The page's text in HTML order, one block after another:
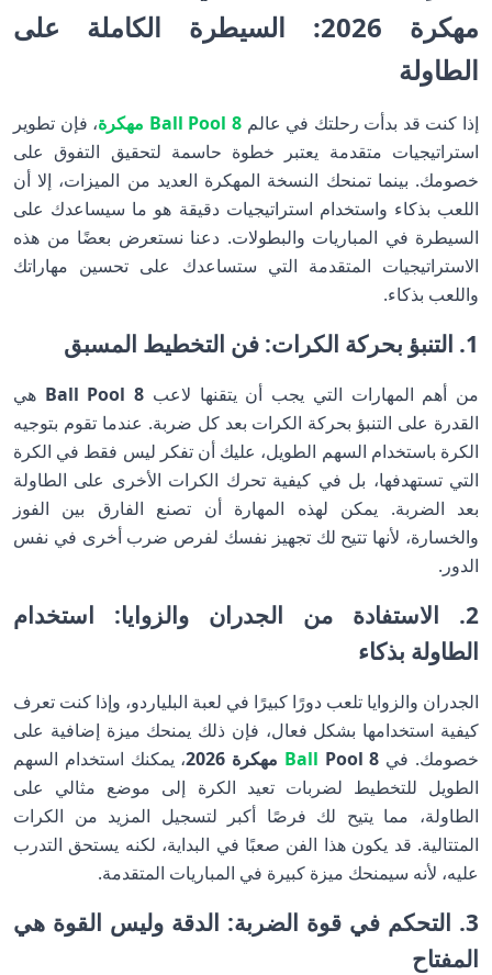
مهكرة 2026: السيطرة الكاملة على
الطاولة
إذا كنت قد بدأت رحلتك في عالم8 Ball Pool مهكرة
، فإن تطوير
استراتيجيات متقدمة يعتبر خطوة حاسمة لتحقيق التفوق على
خصومك. بينما تمنحك النسخة المهكرة العديد من الميزات، إلا أن
اللعب بذكاء واستخدام استراتيجيات دقيقة هو ما سيساعدك على
السيطرة في المباريات والبطولات. دعنا نستعرض بعضًا من هذه
الاستراتيجيات المتقدمة التي ستساعدك على تحسين مهاراتك
واللعب بذكاء.
1. التنبؤ بحركة الكرات: فن التخطيط المسبق
من أهم المهارات التي يجب أن يتقنها لاعب 8 Ball Pool
هي
القدرة على التنبؤ بحركة الكرات بعد كل ضربة. عندما تقوم بتوجيه
الكرة باستخدام السهم الطويل، عليك أن تفكر ليس فقط في الكرة
التي تستهدفها، بل في كيفية تحرك الكرات الأخرى على الطاولة
بعد الضربة. يمكن لهذه المهارة أن تصنع الفارق بين الفوز
والخسارة، لأنها تتيح لك تجهيز نفسك لفرص ضرب أخرى في نفس
الدور.
2. الاستفادة من الجدران والزوايا: استخدام
الطاولة بذكاء
الجدران والزوايا تلعب دورًا كبيرًا في لعبة البلياردو، وإذا كنت تعرف
كيفية استخدامها بشكل فعال، فإن ذلك يمنحك ميزة إضافية على
خصومك. في 8
Ball Pool مهكرة 2026
، يمكنك استخدام السهم
الطويل للتخطيط لضربات تعيد الكرة إلى موضع مثالي على
الطاولة، مما يتيح لك فرصًا أكبر لتسجيل المزيد من الكرات
المتتالية. قد يكون هذا الفن صعبًا في البداية، لكنه يستحق التدرب
عليه، لأنه سيمنحك ميزة كبيرة في المباريات المتقدمة.
3. التحكم في قوة الضربة: الدقة وليس القوة هي
المفتاح